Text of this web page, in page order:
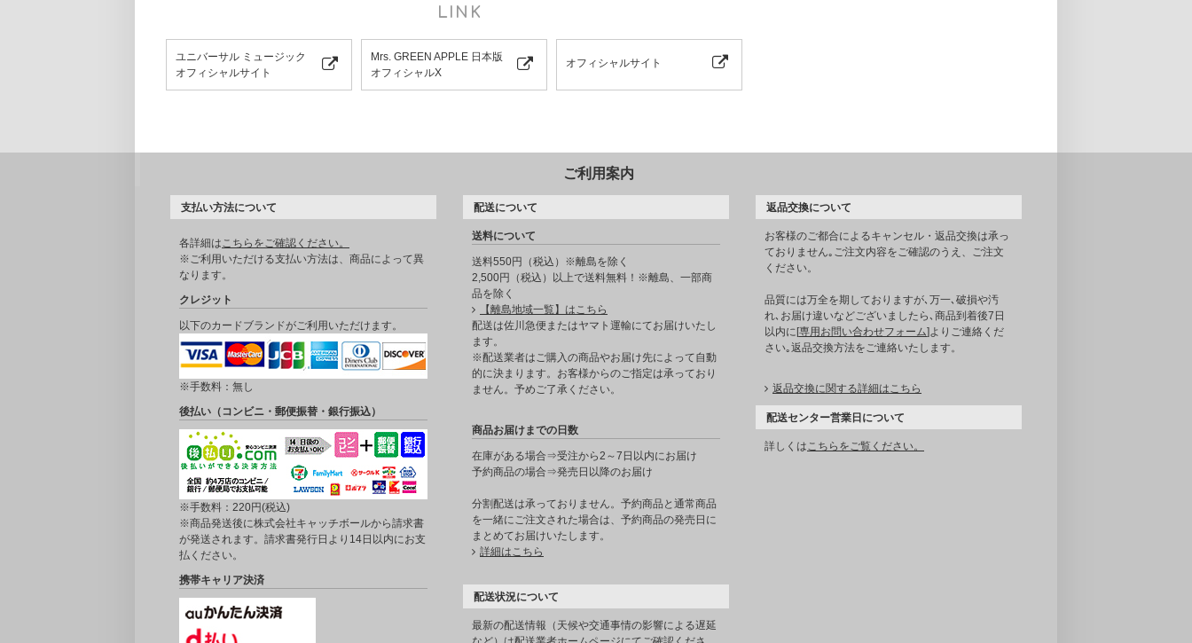
LINK
ユニバーサル ミュージック
オフィシャルサイト
Mrs. GREEN APPLE 日本版
オフィシャルX
オフィシャルサイト
ご利用案内
支払い方法について
各詳細はこちらをご確認ください。
※ご利用いただける支払い方法は、商品によって異
なります。
クレジット
以下のカードブランドがご利用いただけます。
※手数料：無し
後払い（コンビニ・郵便振替・銀行振込）
※手数料：220円(税込)
※商品発送後に株式会社キャッチボールから請求書
が発送されます。請求書発行日より14日以内にお支
払ください。
携帯キャリア決済
配送について
送料について
送料550円（税込）※離島を除く
2,500円（税込）以上で送料無料！※離島、一部商
品を除く
【離島地域一覧】はこちら
配送は佐川急便またはヤマト運輸にてお届けいたし
ます。
※配送業者はご購入の商品やお届け先によって自動
的に決まります。お客様からのご指定は承っており
ません。予めご了承ください。
商品お届けまでの日数
在庫がある場合⇒受注から2～7日以内にお届け
予約商品の場合⇒発売日以降のお届け
分割配送は承っておりません。予約商品と通常商品
を一緒にご注文された場合は、予約商品の発売日に
まとめてお届けいたします。
詳細はこちら
配送状況について
最新の配送情報（天候や交通事情の影響による遅延
返品交換について
お客様のご都合によるキャンセル・返品交換は承っ
ておりません｡ご注文内容をご確認のうえ、ご注文
ください。
品質には万全を期しておりますが､万一､破損や汚
れ､お届け違いなどございましたら､商品到着後7日
以内に[専用お問い合わせフォーム]よりご連絡くだ
さい｡返品交換方法をご連絡いたします。
返品交換に関する詳細はこちら
配送センター営業日について
詳しくはこちらをご覧ください。